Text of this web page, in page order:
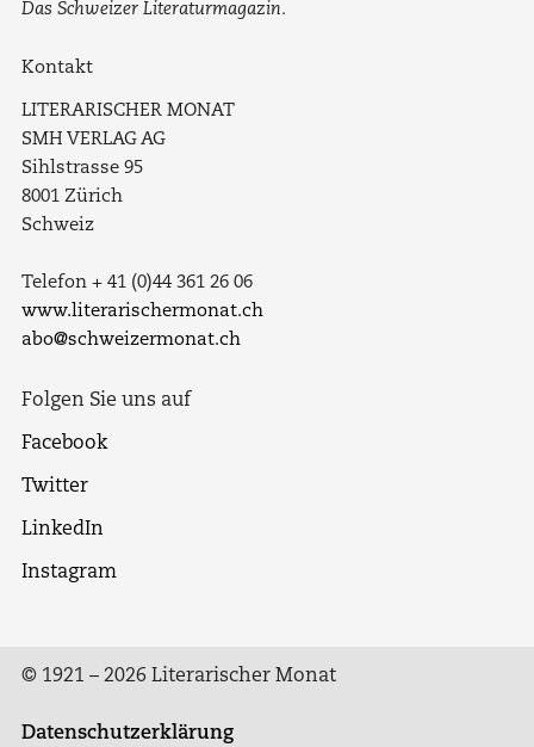
Das Schweizer Literaturmagazin.
Kontakt
LITERARISCHER MONAT
SMH VERLAG AG
Sihlstrasse 95
8001 Zürich
Schweiz
Telefon + 41 (0)44 361 26 06
www.literarischermonat.ch
abo@schweizermonat.ch
Folgen Sie uns auf
Facebook
Twitter
LinkedIn
Instagram
© 1921 – 2026 Literarischer Monat
Datenschutzerklärung